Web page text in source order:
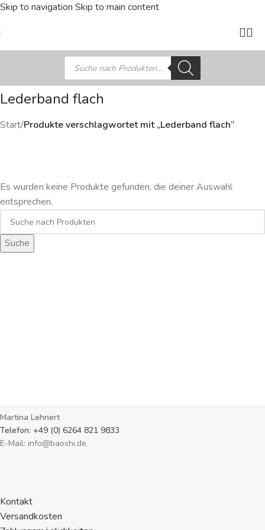
Skip to navigation Skip to main content
Lederband flach
Start/Produkte verschlagwortet mit „Lederband flach“
Es wurden keine Produkte gefunden, die deiner Auswahl
entsprechen.
Suche
Martina Lehnert
Telefon: +49 (0) 6264 821 9833
E-Mail: info@baoshi.de
Kontakt
Versandkosten